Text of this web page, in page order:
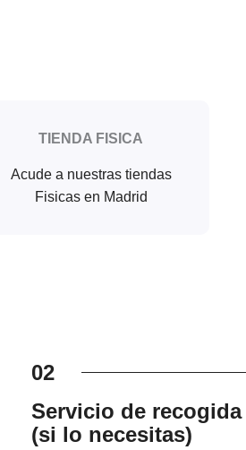
TIENDA FISICA
Acude a nuestras tiendas
Fisicas en Madrid
02
Servicio de
(si lo necesitas)